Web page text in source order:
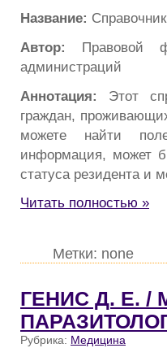
Название:
Автор: Правовой
администраций
Аннотация: Этот
граждан,
можете найти
информация, может
статуса резидента и
Читать полностью »
Метки: none
ГЕНИС Д. Е. /
Рубрика: Медицина